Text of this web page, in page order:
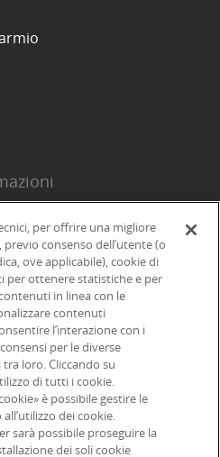
bancario ERSEL - P.IVA
per offrire una migliore
consenso dell’utente (o
ove applicabile), cookie di
per ottenere statistiche e per
in linea con le
contenuti
l’interazione con i
per le diverse
loro. Cliccando su
di tutti i cookie.
è possibile gestire le
dei cookie.
sarà possibile proseguire la
dei soli cookie